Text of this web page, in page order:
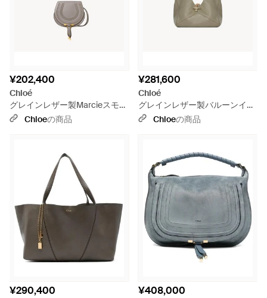
¥202,400
Chloé
グレインレザー製Marcieスモー
ルサドルバッグ - グレー
Chloeの商品
¥281,600
Chloé
グレインレザー製バルーンイー
ストウエストトートバッグ - グ
Chloeの商品
¥290,400 ¥408,000